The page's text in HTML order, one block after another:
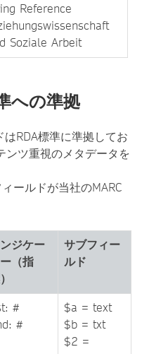
Reference
Soziale Arbeit
への準拠
RDA標準に準拠してお
ンツ重視のメタデータを
ールドが当社のMARC
ジケー
（指
サブフィー
ルド
#
#
$a = text
$b = txt
$2 =